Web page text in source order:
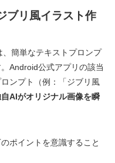
ブリ風イラスト作
簡単なテキストプロンプ
Android公式アプリの該当
ンプト（例：「ジブリ風
AIがオリジナル画像を瞬
ポイントを意識すること